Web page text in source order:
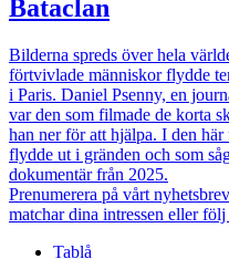
Bataclan
Bilderna spreds över hela
förtvivlade människor flydde
i Paris. Daniel Psenny, en
var den som filmade de korta
han ner för att hjälpa. I den
flydde ut i gränden och som
dokumentär från 2025.
Prenumerera på vårt
matchar dina intressen eller
Tablå